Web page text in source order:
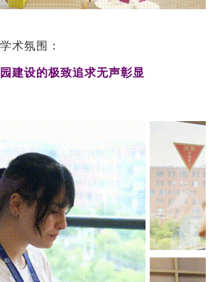
术氛围：
建设的极致追求无声彰显